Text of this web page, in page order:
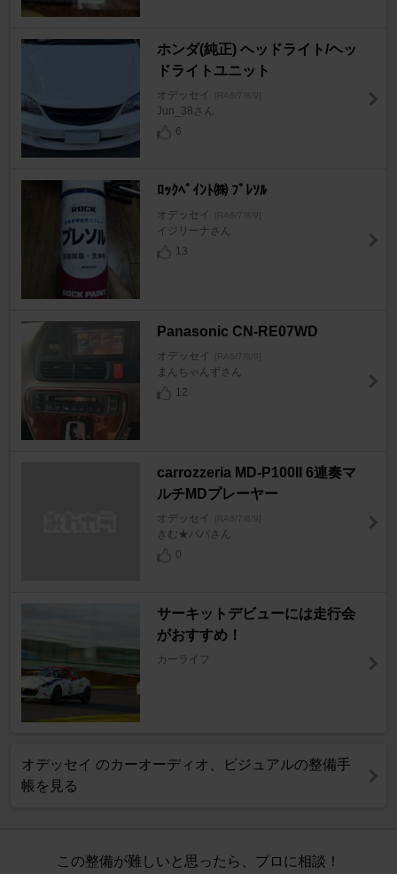
ホンダ(純正) ヘッドライト/ヘッ
ドライトユニット
オデッセイ [RA6/7/8/9]
Jun_38さん
6
ﾛｯｸﾍﾟｲﾝﾄ㈱ ﾌﾟﾚｿﾙ
オデッセイ [RA6/7/8/9]
イジリーナさん
13
Panasonic CN-RE07WD
オデッセイ [RA6/7/8/9]
まんちゃんずさん
12
carrozzeria MD-P100II 6連奏マ
ルチMDプレーヤー
オデッセイ [RA6/7/8/9]
きむ★パパさん
0
サーキットデビューには走行会
がおすすめ！
カーライフ
オデッセイ のカーオーディオ、ビジュアルの整備手
帳を見る
この整備が難しいと思ったら、プロに相談！